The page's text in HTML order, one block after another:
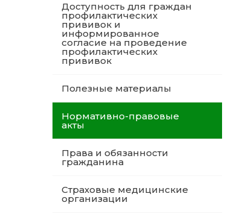
Доступность для граждан
профилактических
прививок и
информированное
согласие на проведение
профилактических
прививок
Полезные материалы
Нормативно-правовые
акты
Права и обязанности
гражданина
Страховые медицинские
организации